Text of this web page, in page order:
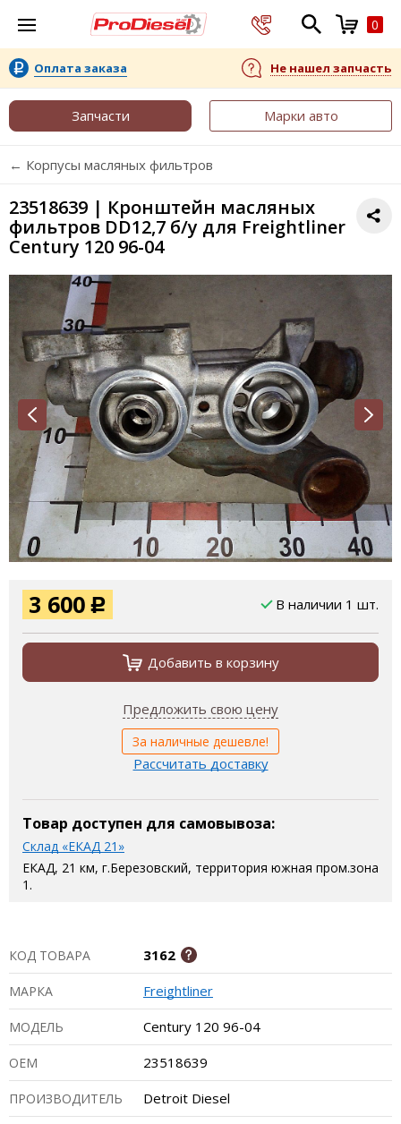
0
Оплата заказа Не нашел запчасть
Запчасти Марки авто
← Корпусы масляных фильтров
23518639 | Кронштейн масляных
фильтров DD12,7 б/у для Freightliner
Century 120 96-04
3 600 Р В наличии 1 шт.
Добавить в корзину
Предложить свою цену
За наличные дешевле!
Рассчитать доставку
Товар доступен для самовывоза:
Склад «ЕКАД 21»
ЕКАД, 21 км, г.Березовский, территория южная пром.зона
1.
КОД ТОВАРА 3162
МАРКА Freightliner
МОДЕЛЬ Century 120 96-04
ОЕМ 23518639
ПРОИЗВОДИТЕЛЬ Detroit Diesel